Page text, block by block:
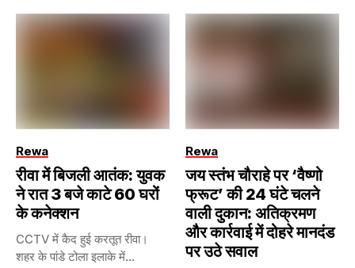
Rewa
रीवा में बिजली आतंक: युवक
ने रात 3 बजे काटे 60 घरों
के कनेक्शन
CCTV में कैद हुई करतूत रीवा।
शहर के पांडे टोला इलाके में...
Rewa
जय स्तंभ चौराहे पर ‘वैष्णो
फ्रूट’ की 24 घंटे चलने
वाली दुकान: अतिक्रमण
और कार्रवाई में दोहरे मानदंड
पर उठे सवाल